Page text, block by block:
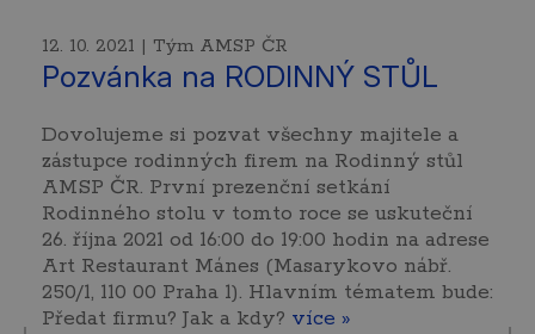
12. 10. 2021 | Tým AMSP ČR
Pozvánka na RODINNÝ STŮL
Dovolujeme si pozvat všechny majitele a
zástupce rodinných firem na Rodinný stůl
AMSP ČR. První prezenční setkání
Rodinného stolu v tomto roce se uskuteční
26. října 2021 od 16:00 do 19:00 hodin na adrese
Art Restaurant Mánes (Masarykovo nábř.
250/1, 110 00 Praha 1). Hlavním tématem bude:
Předat firmu? Jak a kdy? více »